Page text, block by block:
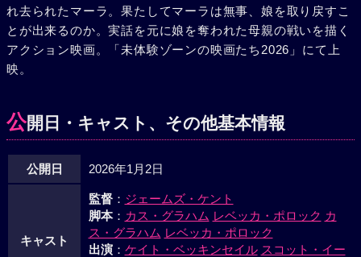
れ去られたマーラ。果たしてマーラは無事、娘を取り戻すこ
とが出来るのか。実話を元に娘を奪われた母親の戦いを描く
アクション映画。「未体験ゾーンの映画たち2026」にて上
映。
公開日・キャスト、その他基本情報
公開日 2026年1月2日
キャスト
監督： ジェームズ・ケント
脚本： カス・グラハム レベッカ・ポロック カ
ス・グラハム レベッカ・ポロック
出演： ケイト・ベッキンセイル スコット・イー